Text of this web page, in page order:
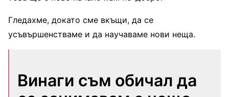
Гледахме, докато сме вкъщи, да се
усъвършенстваме и да научаваме нови неща.
Винаги съм обичал да